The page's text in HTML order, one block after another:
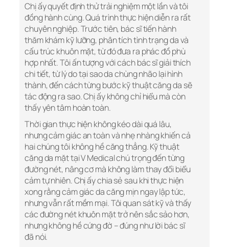
Chị ấy quyết định thử trải nghiệm một lần và tôi
đồng hành cùng. Quá trình thực hiện diễn ra rất
chuyên nghiệp. Trước tiên, bác sĩ tiến hành
thăm khám kỹ lưỡng, phân tích tình trạng da và
cấu trúc khuôn mặt, từ đó đưa ra phác đồ phù
hợp nhất. Tôi ấn tượng với cách bác sĩ giải thích
chi tiết, từ lý do tại sao da chùng nhão lại hình
thành, đến cách từng bước kỹ thuật căng da sẽ
tác động ra sao. Chị ấy không chỉ hiểu mà còn
thấy yên tâm hoàn toàn.
Thời gian thực hiện không kéo dài quá lâu,
nhưng cảm giác an toàn và nhẹ nhàng khiến cả
hai chúng tôi không hề căng thẳng. Kỹ thuật
căng da mặt tại V Medical chú trọng đến từng
đường nét, nâng cơ mà không làm thay đổi biểu
cảm tự nhiên. Chị ấy chia sẻ sau khi thực hiện
xong rằng cảm giác da căng mịn ngay lập tức,
nhưng vẫn rất mềm mại. Tôi quan sát kỹ và thấy
các đường nét khuôn mặt trở nên sắc sảo hơn,
nhưng không hề cứng đờ – đúng như lời bác sĩ
đã nói.